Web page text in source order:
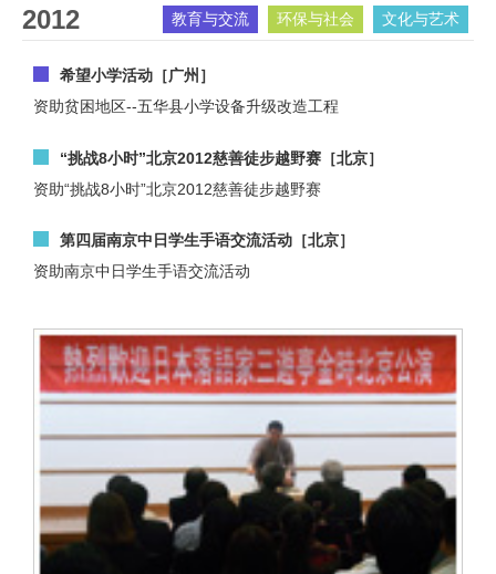
2012 教育与交流 环保与社会 文化与艺术
希望小学活动［广州］
资助贫困地区--五华县小学设备升级改造工程
“挑战8小时”北京2012慈善徒步越野赛［北京］
资助“挑战8小时”北京2012慈善徒步越野赛
第四届南京中日学生手语交流活动［北京］
资助南京中日学生手语交流活动